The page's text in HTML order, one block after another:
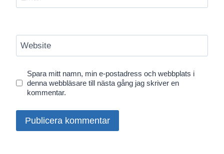
Website
Spara mitt namn, min e-postadress och webbplats i
denna webbläsare till nästa gång jag skriver en
kommentar.